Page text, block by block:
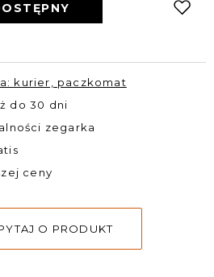
kurier, paczkomat
do 30 dni
zegarka
ceny
O PRODUKT